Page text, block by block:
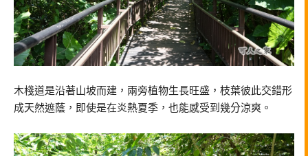
木棧道是沿著山坡而建，兩旁植物生長旺盛，枝葉彼此交錯形
成天然遮蔭，即使是在炎熱夏季，也能感受到幾分涼爽。